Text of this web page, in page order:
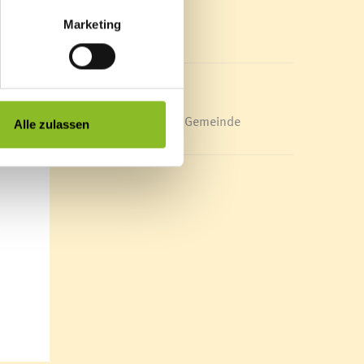
Marketing
Alle zulassen
News Archiv
Energieeffiziente Gemeinde